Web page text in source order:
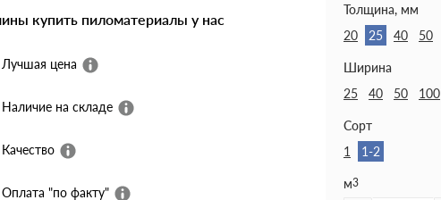
купить пиломатериалы у нас
Лучшая цена
Наличие на складе
Качество
Оплата "по факту"
Толщина, мм
20
25 40 50
Ширина
25
40 50 100
Сорт
1
1-2
м3